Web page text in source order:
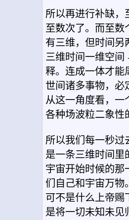
所以再进行补缺，
至数次了。而至数
有三维，但时间另
三维时间一维空间
释。连成一体才能
世间诸多事物，必
从这一角度看，一
各种场波粒二象性
所以我们每一秒过
是一条三维时间里
宇宙开始时候的那
们自己和宇宙万物
可不是什么上帝赐
是将一切未知未见